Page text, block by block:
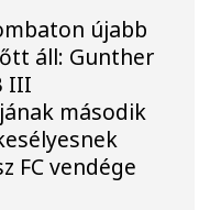
újabb
áll: Gunther
III
második
FC vendége